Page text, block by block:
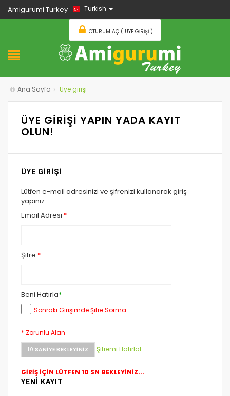
Amigurumi Turkey Turkish
OTURUM AÇ ( ÜYE GIRIŞI )
Ana Sayfa Üye girişi
ÜYE GİRİŞİ YAPIN YADA KAYIT
OLUN!
ÜYE GİRİŞİ
Lütfen e-mail adresinizi ve şifrenizi kullanarak giriş
yapınız...
Email Adresi *
Şifre *
Beni Hatırla*
Sonraki Girişimde Şifre Sorma
* Zorunlu Alan
10 SANIYE BEKLEYINIZ Şifremi Hatırlat
GİRİŞ İÇİN LÜTFEN 10 SN BEKLEYİNİZ...
YENİ KAYIT